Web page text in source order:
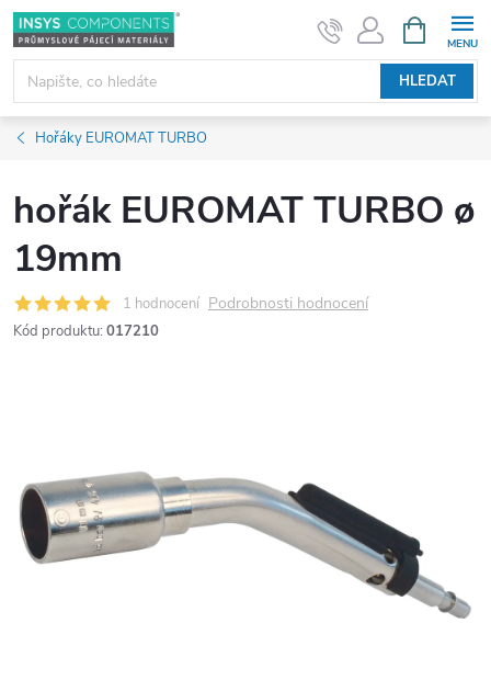
Přejít
na
obsah
HLEDAT
NÁKUPNÍ
KOŠÍK
Hořáky EUROMAT TURBO
hořák EUROMAT TURBO ø
19mm
1 hodnocení Podrobnosti hodnocení
Kód produktu: 017210